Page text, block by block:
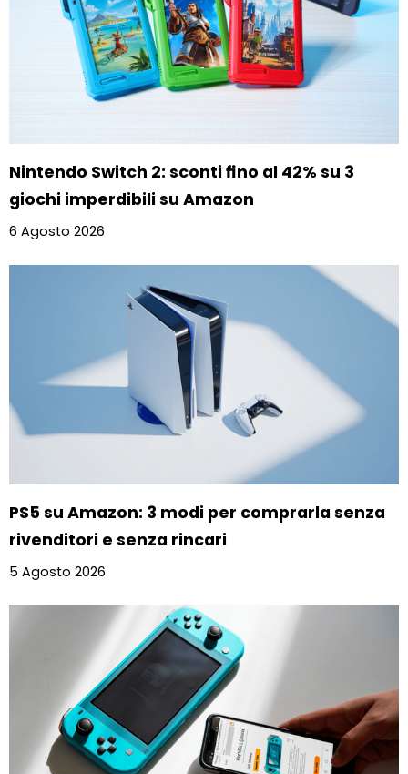
Nintendo Switch 2: sconti fino al 42% su 3
giochi imperdibili su Amazon
6 Agosto 2026
PS5 su Amazon: 3 modi per comprarla senza
rivenditori e senza rincari
5 Agosto 2026